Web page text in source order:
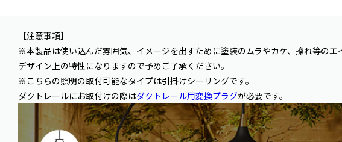
【注意事項】
※本製品は使い込んだ雰囲気、イメージを出すために塗装のムラやカケ、擦れ等のエ
デザイン上の特性になりますので予めご了承ください。
※こちらの照明の取付可能なタイプは引掛けシーリングです。
ダクトレールにお取付けの際はダクトレール用変換プラグが必要です。